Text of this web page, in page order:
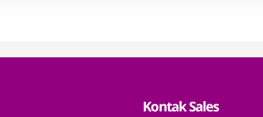
Kontak Sales